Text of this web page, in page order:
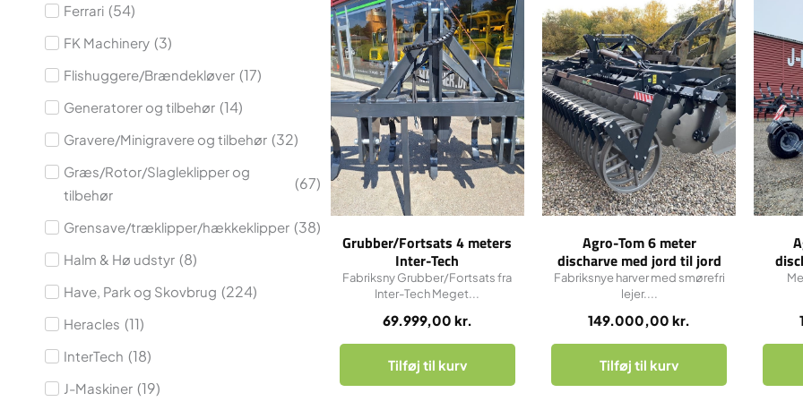
Ferrari (54)
FK Machinery (3)
Flishuggere/Brændekløver (17)
Generatorer og tilbehør (14)
Gravere/Minigravere og tilbehør (32)
Græs/Rotor/Slagleklipper og
tilbehør
(67)
Grensave/træklipper/hækkeklipper (38)
Halm & Hø udstyr (8)
Have, Park og Skovbrug (224)
Heracles (11)
InterTech (18)
J-Maskiner (19)
Grubber/Fortsats 4 meters
Inter-Tech
69.999,00 kr.
Fabriksny Grubber/Fortsats fra
Inter-Tech Meget...
Tilføj til kurv
Agro-Tom 6 meter
discharve med jord til jord
valse.
149.000,00kr.
Fabriksnye harver med smørefri
lejer....
Tilføj til kurv